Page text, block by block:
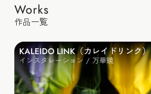
Works
作品一覧
KALEIDO LINK（カレイドリンク）
インスタレーション / 万華鏡